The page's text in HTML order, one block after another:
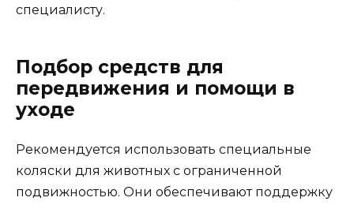
специалисту.
Подбор средств для
передвижения и помощи в
уходе
Рекомендуется использовать специальные
коляски для животных с ограниченной
подвижностью. Они обеспечивают поддержку